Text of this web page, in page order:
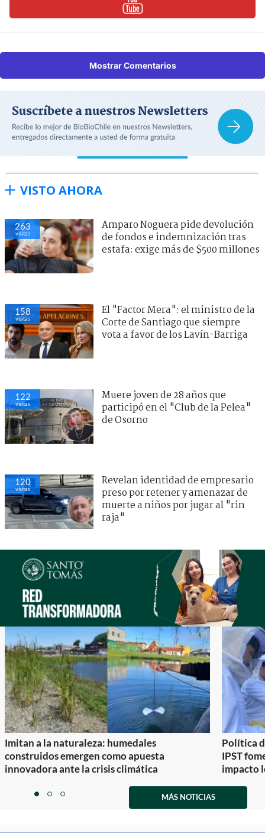
Mostrar Comentarios
VISTO AHORA
263
visitas
Amparo Noguera pide devolución
de fondos e indemnización tras
estafa: exige más de $500 millones
158
visitas
El "Factor Mera": el ministro de la
Corte de Santiago que siempre
vota a favor de los Lavín-Barriga
122
visitas
Muere joven de 28 años que
participó en el "Club de la Pelea"
de Osorno
120
visitas
Revelan identidad de empresario
preso por retener y amenazar de
muerte a niños por jugar al "rin
raja"
Imitan a la naturaleza: humedales
construidos emergen como apuesta
innovadora ante la crisis climática
Política
IPST
impacto
itemitemitem
MÁS NOTICIAS